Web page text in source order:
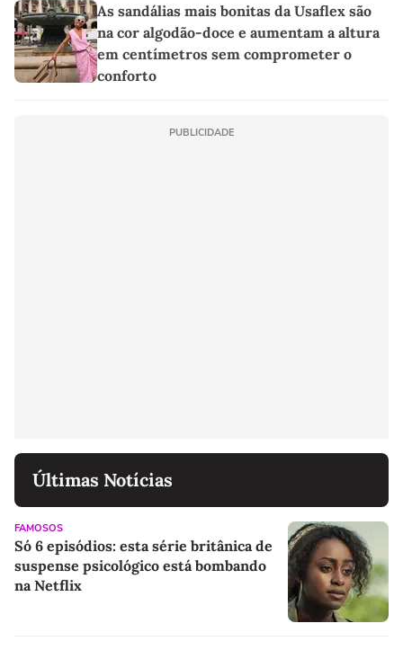
As sandálias mais bonitas da Usaflex são
na cor algodão-doce e aumentam a altura
em centímetros sem comprometer o
conforto
PUBLICIDADE
Últimas Notícias
FAMOSOS
Só 6 episódios: esta série britânica de
suspense psicológico está bombando
na Netflix